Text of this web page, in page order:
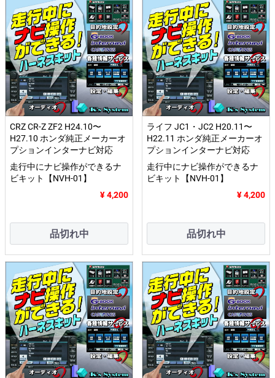
CRZ CR-Z ZF2 H24.10〜
H27.10 ホンダ純正メーカーオ
プションインターナビ対応
走行中にナビ操作ができるナ
ビキット【NVH-01】
¥ 4,200
品切れ中
ライフ JC1・JC2 H20.11〜
H22.11 ホンダ純正メーカーオ
プションインターナビ対応
走行中にナビ操作ができるナ
ビキット【NVH-01】
¥ 4,200
品切れ中